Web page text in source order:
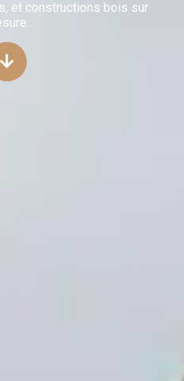
et constructions bois sur